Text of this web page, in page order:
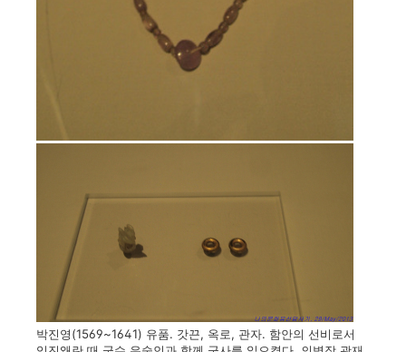
박진영(1569~1641) 유품. 갓끈, 옥로, 관자. 함안의 선비로서